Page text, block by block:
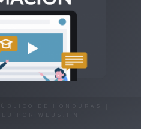
DE HONDURAS |
POR
WEBS.HN